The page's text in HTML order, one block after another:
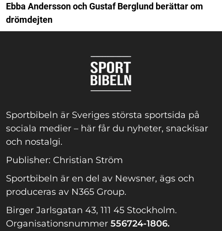
Ebba Andersson och Gustaf Berglund berättar om
drömdejten
Sportbibeln är Sveriges största sportsida på
sociala medier – här får du nyheter, snackisar
och nostalgi.
Publisher: Christian Ström
Sportbibeln är en del av Newsner, ägs och
produceras av N365 Group.
Birger Jarlsgatan 43, 111 45 Stockholm.
Organisationsnummer 556724-1806.